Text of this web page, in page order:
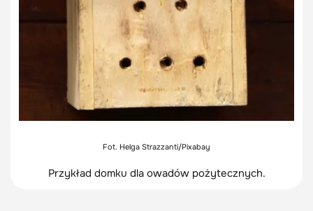
Fot. Helga Strazzanti/Pixabay
Przykład domku dla owadów pożytecznych.